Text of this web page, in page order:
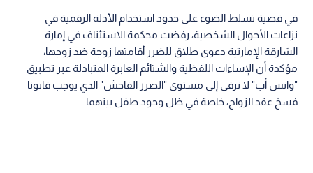
في قضية تسلط الضوء على حدود استخدام الأدلة الرقمية في
نزاعات الأحوال الشخصية، رفضت محكمة الاستئناف في إمارة
الشارقة الإمارتية دعوى طلاق للضرر أقامتها زوجة ضد زوجها،
مؤكدة أن الإساءات اللفظية والشتائم العابرة المتبادلة عبر تطبيق
"واتس أب" لا ترقى إلى مستوى "الضرر الفاحش" الذي يوجب قانونا
فسخ عقد الزواج، خاصة في ظل وجود طفل بينهما.